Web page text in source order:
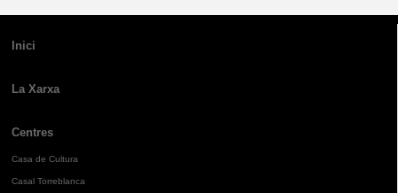
Inici
La Xarxa
Centres
Casa de Cultura
Casal Torreblanca